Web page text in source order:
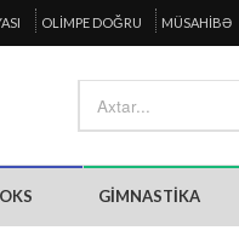
OLIMPE DOĞRU MÜSAHIBƏ
GIMNASTIKA